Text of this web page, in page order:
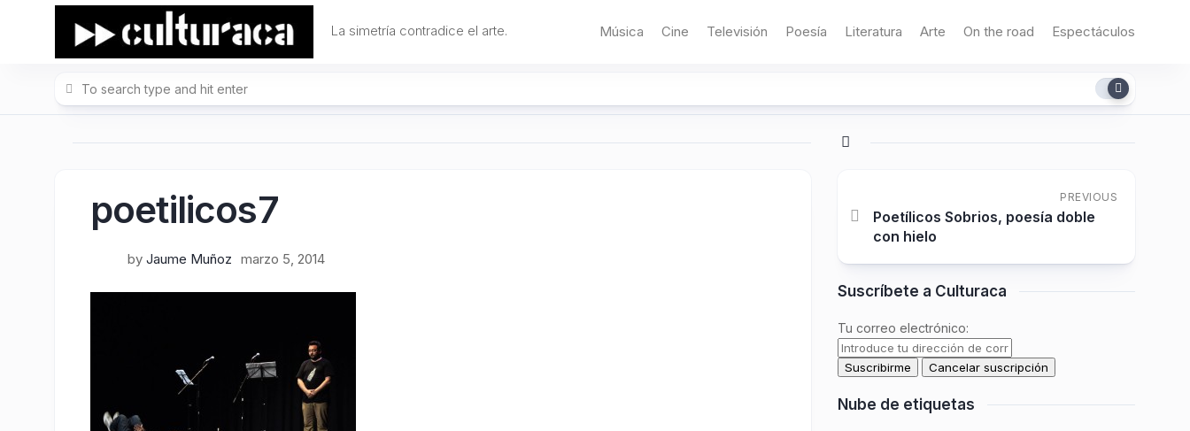
La simetría contradice el arte. Música Cine Televisión Poesía Literatura Arte On the road Espectáculos
poetilicos7
by Jaume Muñoz marzo 5, 2014
PREVIOUS
Poetílicos Sobrios, poesía doble
con hielo
Suscríbete a Culturaca
Tu correo electrónico:
Nube de etiquetas